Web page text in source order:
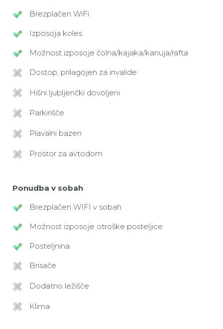
Brezplačen WiFi
Izposoja koles
Možnost izposoje čolna/kajaka/kanuja/rafta
Dostop, prilagojen za invalide
Hišni ljubljenčki dovoljeni
Parkirišče
Plavalni bazen
Prostor za avtodom
Ponudba v sobah
Brezplačen WIFI v sobah
Možnost izposoje otroške posteljice
Posteljnina
Brisače
Dodatno ležišče
Klima